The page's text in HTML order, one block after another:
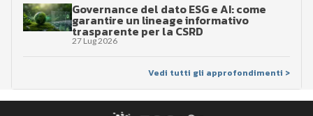
Governance del dato ESG e AI: come
garantire un lineage informativo
trasparente per la CSRD
27 Lug 2026
Vedi tutti gli approfondimenti >